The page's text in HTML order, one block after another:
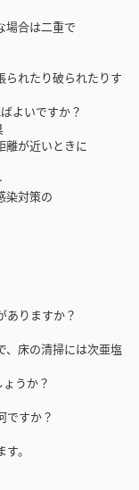
合は二重で
れたり破られたりす
よいですか？
が近いときに
染対策の
りますか？
床の清掃には次亜塩
うか？
すか？
。